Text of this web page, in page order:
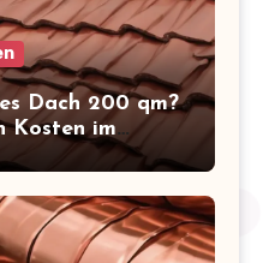
Dach 200 qm?
Kosten im